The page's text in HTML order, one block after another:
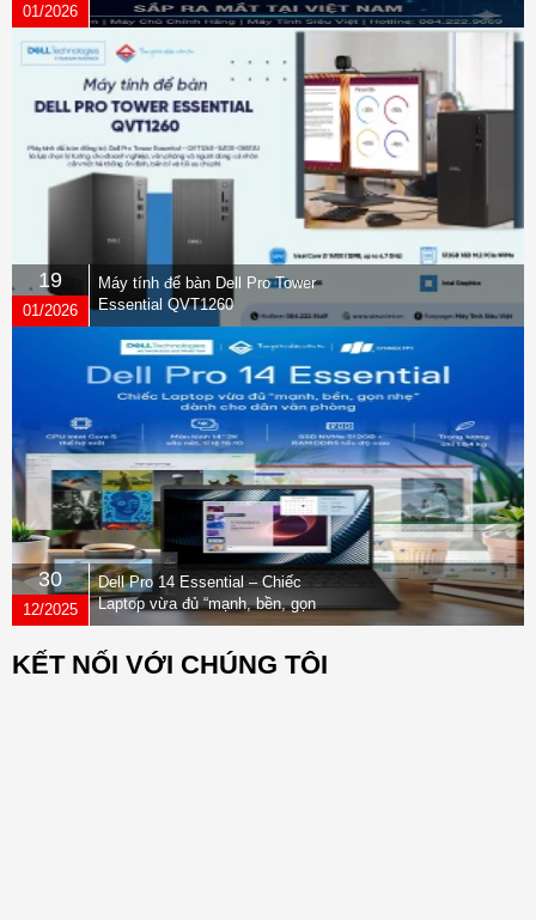
01/2026
19
01/2026
Máy tính để bàn Dell Pro Tower
Essential QVT1260
30
12/2025
Dell Pro 14 Essential – Chiếc
Laptop vừa đủ “mạnh, bền, gọn
nhẹ” dành cho dân văn phòng
KẾT NỐI VỚI CHÚNG TÔI